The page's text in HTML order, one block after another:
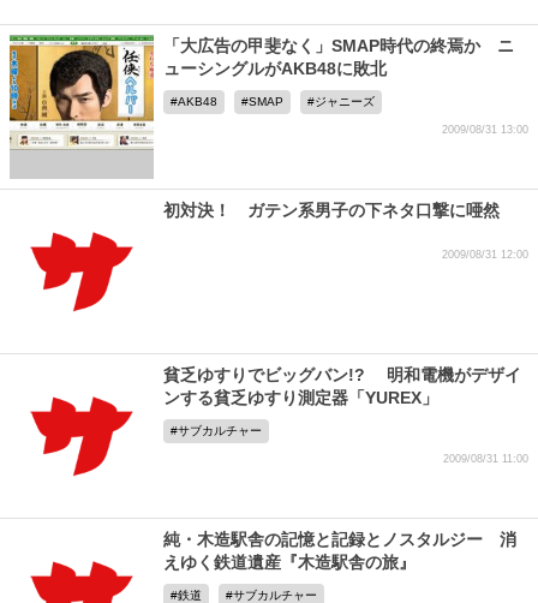
「大広告の甲斐なく」SMAP時代の終焉か ニ
ューシングルがAKB48に敗北
AKB48 SMAP ジャニーズ
2009/08/31 13:00
初対決！ ガテン系男子の下ネタ口撃に唖然
2009/08/31 12:00
貧乏ゆすりでビッグバン!? 明和電機がデザイ
ンする貧乏ゆすり測定器「YUREX」
サブカルチャー
2009/08/31 11:00
純・木造駅舎の記憶と記録とノスタルジー 消
えゆく鉄道遺産『木造駅舎の旅』
鉄道 サブカルチャー